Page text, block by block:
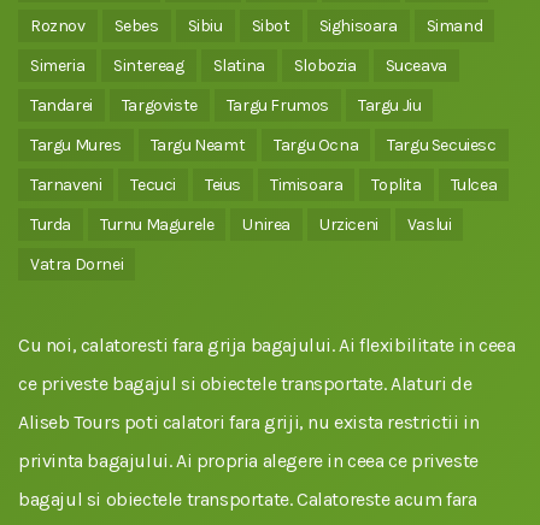
Roznov
Sebes Sibiu Sibot Sighisoara
Simand
Simeria
Sintereag Slatina Slobozia
Suceava
Tandarei
Targoviste Targu Frumos
Targu Jiu
Targu Mures
Targu Neamt Targu Ocna
Targu Secuiesc
Tarnaveni
Tecuci Teius Timisoara Toplita
Tulcea
Turda
Turnu Magurele Unirea Urziceni
Vaslui
Vatra Dornei
Cu noi, calatoresti fara grija bagajului. Ai flexibilitate in ceea
ce priveste bagajul si obiectele transportate. Alaturi de
Aliseb Tours poti calatori fara griji, nu exista restrictii in
privinta bagajului. Ai propria alegere in ceea ce priveste
bagajul si obiectele transportate. Calatoreste acum fara